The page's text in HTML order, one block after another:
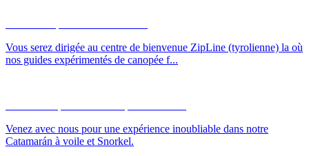
Vous serez dirigée au centre de bienvenue ZipLine (tyrolienne) la où
nos guides expérimentés de canopée f...
Venez avec nous pour une expérience inoubliable dans notre
Catamarán à voile et Snorkel.